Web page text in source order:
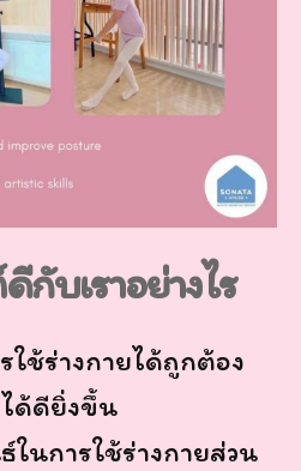
กับเราอย่างไร
ใช้ร่างกายได้ถูกต้อง
ด้ดียิ่งขึ้น
นการใช้ร่างกายส่วน